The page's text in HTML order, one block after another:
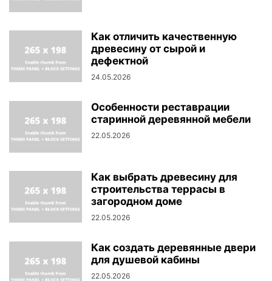
Как отличить качественную
древесину от сырой и
дефектной
24.05.2026
Особенности реставрации
старинной деревянной мебели
22.05.2026
Как выбрать древесину для
строительства террасы в
загородном доме
22.05.2026
Как создать деревянные двери
для душевой кабины
22.05.2026